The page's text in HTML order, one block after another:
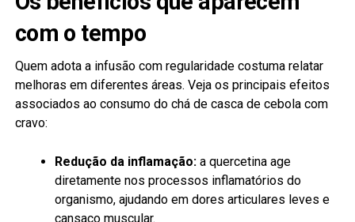
com o tempo
Quem adota a infusão com regularidade costuma relatar
melhoras em diferentes áreas. Veja os principais efeitos
associados ao consumo do chá de casca de cebola com
cravo:
Redução da inflamação:a quercetina age
diretamente nos processos inflamatórios do
organismo, ajudando em dores articulares leves e
cansaço muscular.